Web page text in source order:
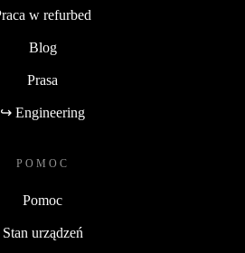
w refurbed
Blog
Prasa
↪ Engineering
POMOC
Pomoc
Stan urządzeń